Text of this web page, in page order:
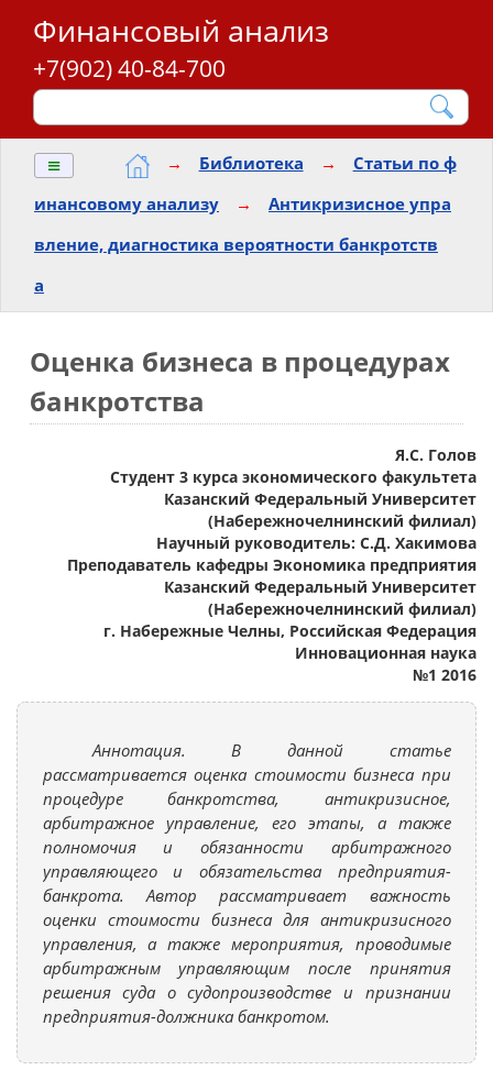
Финансовый анализ
+7(902) 40-84-700
≡ → Библиотека →
Статьи по ф
инансовому анализу
→
Антикризисное упра
вление, диагностика вероятности банкротств
а
Оценка бизнеса в процедурах
банкротства
Я.С. Голов
Студент 3 курса экономического факультета
Казанский Федеральный Университет
(Набережночелнинский филиал)
Научный руководитель: С.Д. Хакимова
Преподаватель кафедры Экономика предприятия
Казанский Федеральный Университет
(Набережночелнинский филиал)
г. Набережные Челны, Российская Федерация
Инновационная наука
№1 2016
Аннотация. В данной статье
рассматривается оценка стоимости бизнеса при
процедуре банкротства, антикризисное,
арбитражное управление, его этапы, а также
полномочия и обязанности арбитражного
управляющего и обязательства предприятия-
банкрота. Автор рассматривает важность
оценки стоимости бизнеса для антикризисного
управления, а также мероприятия, проводимые
арбитражным управляющим после принятия
решения суда о судопроизводстве и признании
предприятия-должника банкротом.